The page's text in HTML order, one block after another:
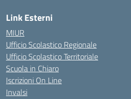
Link Esterni
MIUR
Ufficio Scolastico Regionale
Ufficio Scolastico Territoriale
Scuola in Chiaro
Iscrizioni On Line
Invalsi